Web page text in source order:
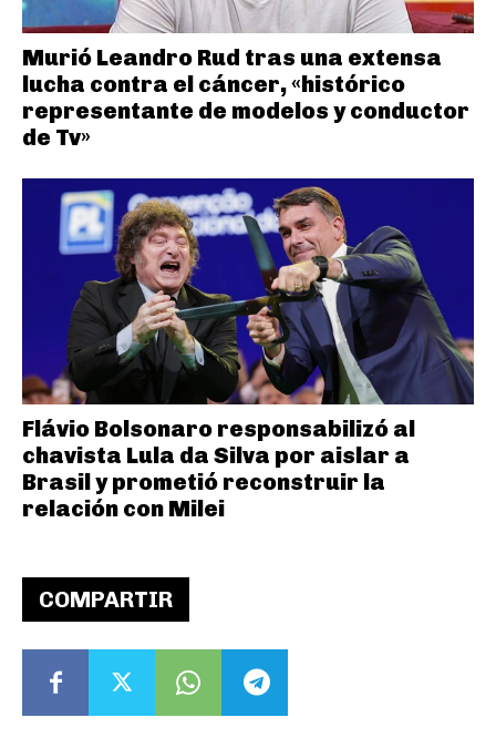
COMPARTIR
Murió Leandro Rud tras una extensa
lucha contra el cáncer, «histórico
representante de modelos y conductor
de Tv»
Flávio Bolsonaro responsabilizó al
chavista Lula da Silva por aislar a
Brasil y prometió reconstruir la
relación con Milei